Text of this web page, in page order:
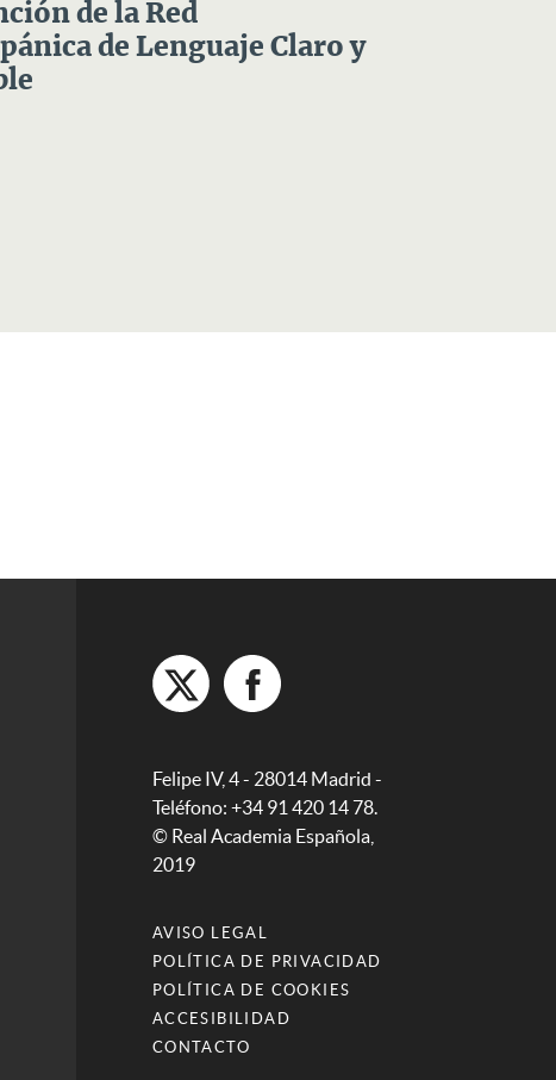
de la Red
de Lenguaje Claro y
Felipe IV, 4 - 28014 Madrid -
Teléfono: +34 91 420 14 78.
© Real Academia Española,
2019
AVISO LEGAL
POLÍTICA DE PRIVACIDAD
POLÍTICA DE COOKIES
ACCESIBILIDAD
CONTACTO